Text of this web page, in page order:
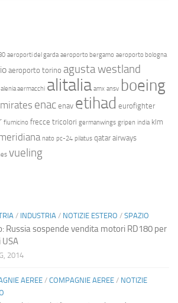
aeroporti del garda aeroporto bergamo aeroporto bologna
aeroporto torino agusta westland
alenia aermacchi alitalia amx ansv boeing
enac enav etihad eurofighter
fiumicino frecce tricolori germanwings gripen india klm
nato pc-24 pilatus qatar airways
vueling
/ INDUSTRIA / NOTIZIE ESTERO / SPAZIO
Russia sospende vendita motori RD180 per
USA
2014
AEREE / COMPAGNIE AEREE / NOTIZIE